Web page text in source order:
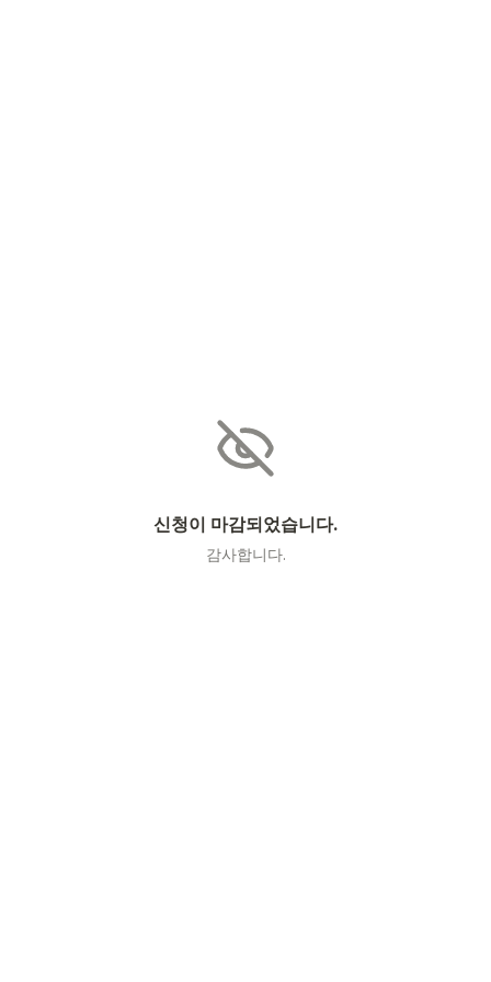
신청이 마감되었습니다.
감사합니다.